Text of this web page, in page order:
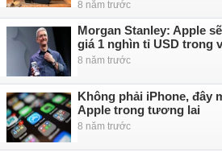
8 năm trước
Morgan Stanley: Apple
giá 1 nghìn tỉ USD trong
8 năm trước
Không phải iPhone, đây
Apple trong tương lai
8 năm trước